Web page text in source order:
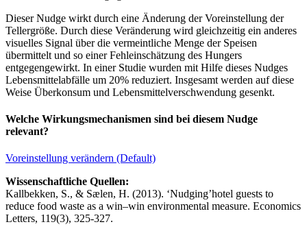
Dieser Nudge wirkt durch eine Änderung der Voreinstellung der
Tellergröße. Durch diese Veränderung wird gleichzeitig ein anderes
visuelles Signal über die vermeintliche Menge der Speisen
übermittelt und so einer Fehleinschätzung des Hungers
entgegengewirkt. In einer Studie wurden mit Hilfe dieses Nudges
Lebensmittelabfälle um 20% reduziert. Insgesamt werden auf diese
Weise Überkonsum und Lebensmittelverschwendung gesenkt.
Welche Wirkungsmechanismen sind bei diesem Nudge
relevant?
Voreinstellung verändern (Default)
Wissenschaftliche Quellen:
Kallbekken, S., & Sælen, H. (2013). ‘Nudging’hotel guests to
reduce food waste as a win–win environmental measure. Economics
Letters, 119(3), 325-327.